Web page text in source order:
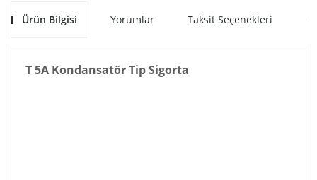
Ürün Bilgisi Yorumlar Taksit Seçenekleri
T 5A Kondansatör Tip Sigorta